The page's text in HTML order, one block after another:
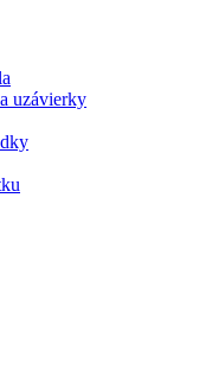
uzávierky